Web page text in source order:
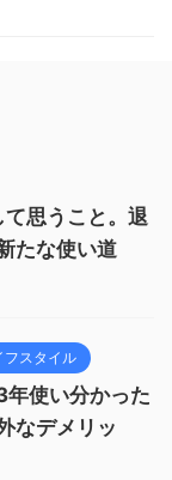
思うこと。退
たな使い道
フスタイル
使い分かった
なデメリッ